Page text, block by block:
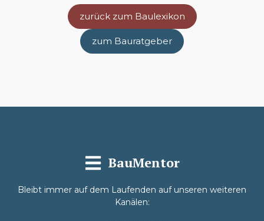
zurück zum Baulexikon
zum Bauratgeber
BauMentor
Bleibt immer auf dem Laufenden auf unseren weiteren
Kanälen: